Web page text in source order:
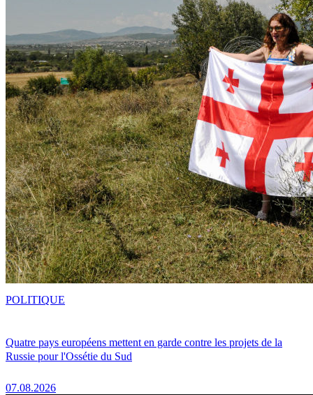
Quatre pays européens mettent en garde contre les projets de la
Russie pour l'Ossétie du Sud
07.08.2026
POLITIQUE